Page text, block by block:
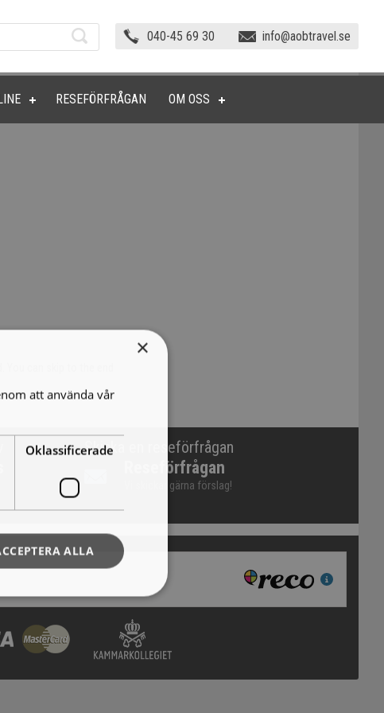
040-45 69 30 info@aobtravel.se
RESEFÖRFRÅGAN OM OSS
Skicka en reseförfrågan
Reseförfrågan
Vi skickar gärna förslag!
×
att använda vår
Oklassificerade
ALLA